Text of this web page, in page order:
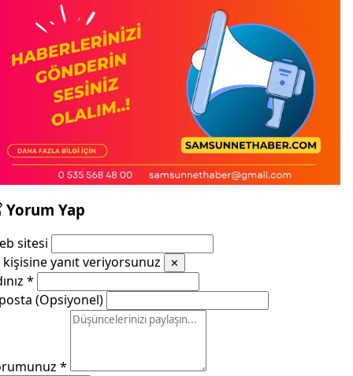
Yorum Yap
sitesi
kişisine yanıt veriyorsunuz
✕
*
(Opsiyonel)
*